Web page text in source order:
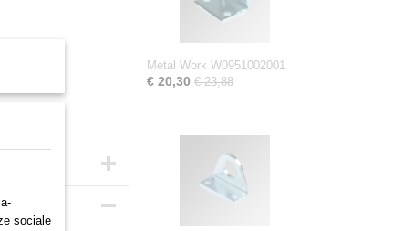
Metal Work W0951002001
€ 20,30 € 23,88
sociale